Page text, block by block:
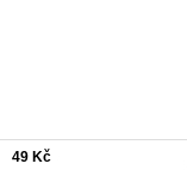
49 Kč